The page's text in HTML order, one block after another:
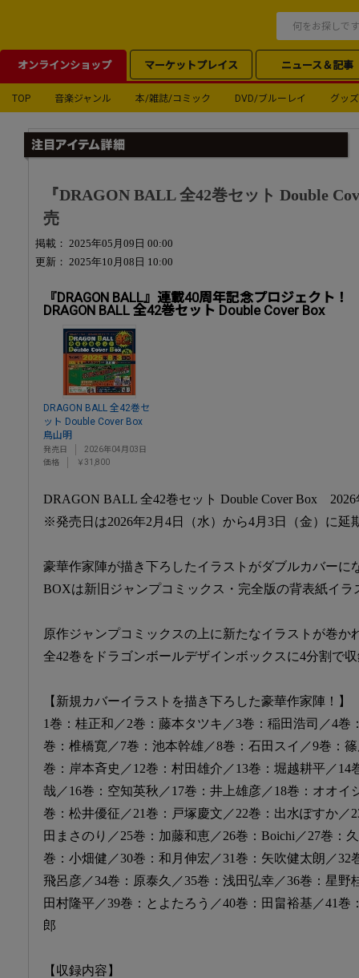
オンラインショップ マーケットプレイス ニュース＆記事
TOP 音楽ジャンル 本/雑誌/コミック DVD/ブルーレイ グッズ
『DRAGON BALL 全42巻セット Double
売
掲載： 2025年05月09日 00:00
更新： 2025年10月08日 10:00
『DRAGON BALL』連載40周年記念プロジェクト！
DRAGON BALL 全42巻セット Double Cover Box
DRAGON BALL 全42巻セ
ット Double Cover Box
鳥山明
発売日
2026年04月03日
価格
￥31,800
DRAGON BALL 全42巻セット Double Cover Box
※発売日は2026年2月4日（水）から4月3日（金）に延
豪華作家陣が描き下ろしたイラストがダブルカバーに
BOXは新旧ジャンプコミックス・完全版の背表紙イラ
原作ジャンプコミックスの上に新たなイラストが巻か
全42巻をドラゴンボールデザインボックスに4分割で
【新規カバーイラストを描き下ろした豪華作家陣！】
1巻：桂正和／2巻：藤本タツキ／3巻：稲田浩司／4巻
巻：椎橋寛／7巻：池本幹雄／8巻：石田スイ／9巻：
巻：岸本斉史／12巻：村田雄介／13巻：堀越耕平／14
哉／16巻：空知英秋／17巻：井上雄彦／18巻：オオイ
巻：松井優征／21巻：戸塚慶文／22巻：出水ぽすか／
田まさのり／25巻：加藤和恵／26巻：Boichi／27巻：
巻：小畑健／30巻：和月伸宏／31巻：矢吹健太朗／32
飛呂彦／34巻：原泰久／35巻：浅田弘幸／36巻：星野
田村隆平／39巻：とよたろう／40巻：田畠裕基／41巻
郎
【収録内容】